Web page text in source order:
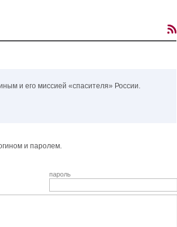
и его миссией «спасителя» России.
и паролем.
пароль